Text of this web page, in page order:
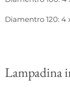
Diamentro 120: 4
Lampadina